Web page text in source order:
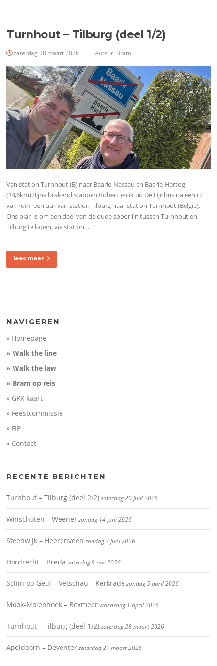
Turnhout – Tilburg (deel 1/2)
zaterdag 28 maart 2026 Auteur: Bram
Van station Turnhout (B) naar Baarle-Nassau en Baarle-Hertog
(14,6km) Bijna brakend stappen Robert en ik uit De Lijnbus na een rit
van ruim een uur van station Tilburg naar station Turnhout (België).
Ons plan is om een deel van de oude spoorlijn tussen Turnhout en
Tilburg te lopen, via station…
lees meer
NAVIGEREN
» Homepage
» Walk the line
» Walk the law
» Bram op reis
» GPX kaart
» Feestcommissie
» FIP
» Contact
RECENTE BERICHTEN
Turnhout – Tilburg (deel 2/2)zaterdag 20 juni 2026
Winschoten – Weenerzondag 14 juni 2026
Steenwijk – Heerenveen zondag 7 juni 2026
Dordrecht – Breda zaterdag 9 mei 2026
Schin op Geul – Vetschau – Kerkrade zondag 5 april 2026
Mook-Molenhoek – Boxmeerwoensdag 1 april 2026
Turnhout – Tilburg (deel 1/2)zaterdag 28 maart 2026
Apeldoorn – Deventerzaterdag 21 maart 2026